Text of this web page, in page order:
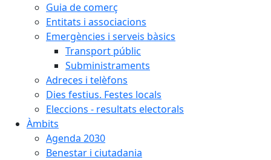
Guia de comerç
Entitats i associacions
Emergències i serveis bàsics
Transport públic
Subministraments
Adreces i telèfons
Dies festius. Festes locals
Eleccions - resultats electorals
Àmbits
Agenda 2030
Benestar i ciutadania